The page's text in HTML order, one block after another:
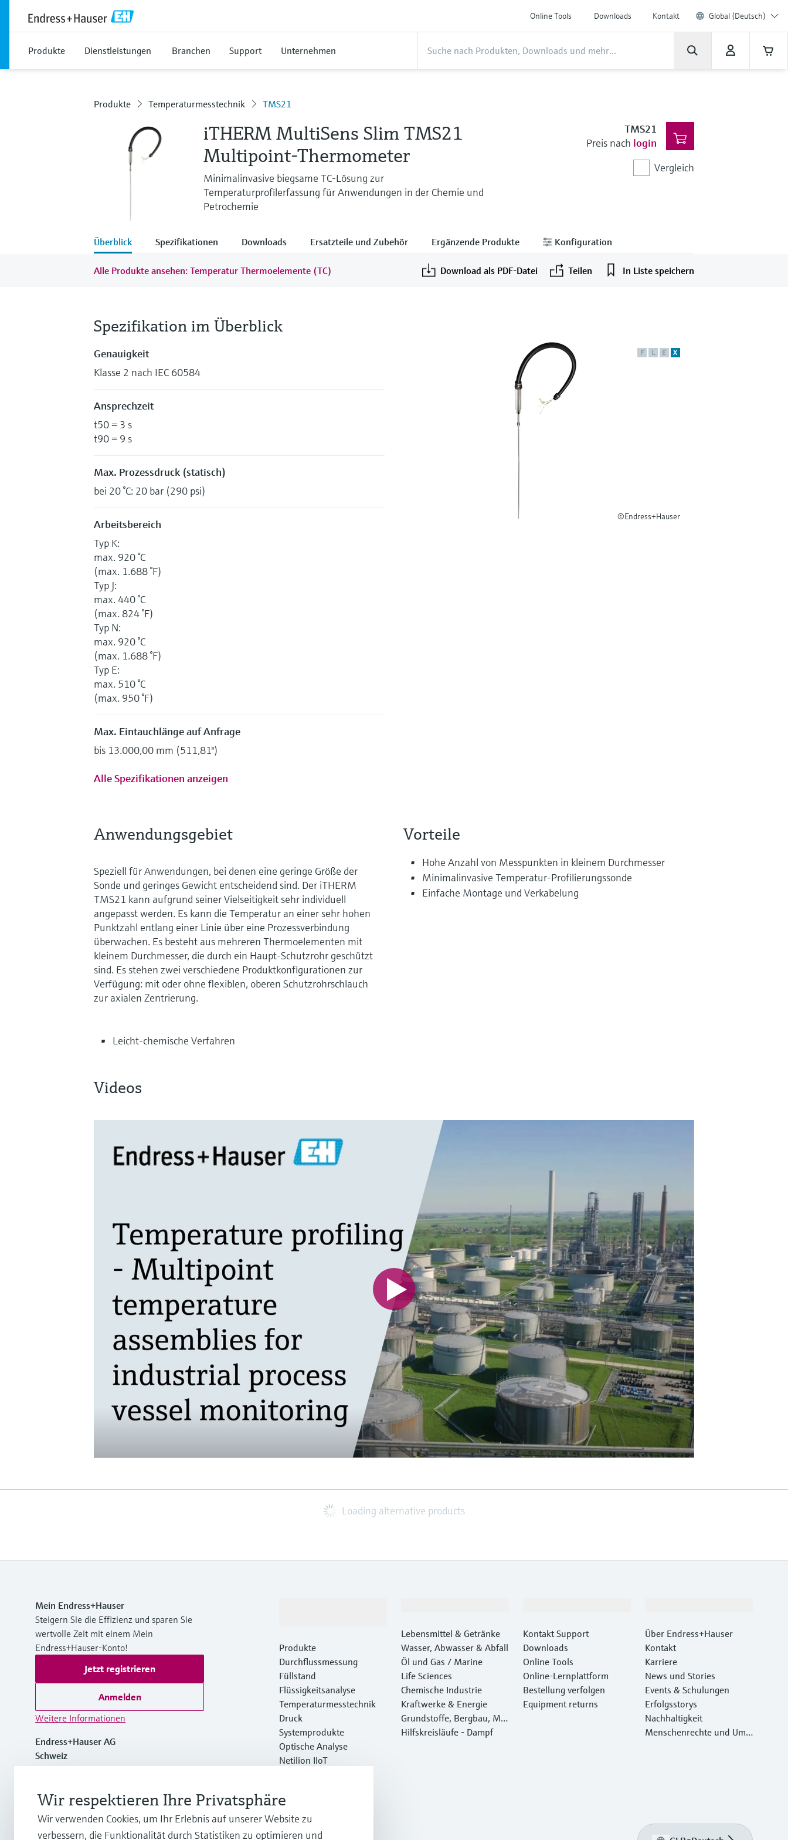
Online Tools Downloads Kontakt Global (Deutsch)
Produkte Dienstleistungen Branchen Support Unternehmen
Produkte Temperaturmesstechnik TMS21
iTHERM MultiSens Slim TMS21
Multipoint-Thermometer
Minimalinvasive biegsame TC-Lösung zur
Temperaturprofilerfassung für Anwendungen in der Chemie und
Petrochemie
TMS21
Preis nach login
Vergleich
Überblick Spezifikationen Downloads Ersatzteile und Zubehör Ergänzende Produkte Konfiguration
Alle Produkte ansehen: Temperatur Thermoelemente (TC) Download als PDF-Datei Teilen In Liste speichern
F L E X
©Endress+Hauser
Spezifikation im Überblick
Genauigkeit
Klasse 2 nach IEC 60584
Ansprechzeit
t50 = 3 s
t90 = 9 s
Max. Prozessdruck (statisch)
bei 20 °C: 20 bar (290 psi)
Arbeitsbereich
Typ K:
max. 920 °C
(max. 1.688 °F)
Typ J:
max. 440 °C
(max. 824 °F)
Typ N:
max. 920 °C
(max. 1.688 °F)
Typ E:
max. 510 °C
(max. 950 °F)
Max. Eintauchlänge auf Anfrage
bis 13.000,00 mm (511,81'')
Alle Spezifikationen anzeigen
Anwendungsgebiet
Speziell für Anwendungen, bei denen eine geringe Größe der
Sonde und geringes Gewicht entscheidend sind. Der iTHERM
TMS21 kann aufgrund seiner Vielseitigkeit sehr individuell
angepasst werden. Es kann die Temperatur an einer sehr hohen
Punktzahl entlang einer Linie über eine Prozessverbindung
überwachen. Es besteht aus mehreren Thermoelementen mit
kleinem Durchmesser, die durch ein Haupt-Schutzrohr geschützt
sind. Es stehen zwei verschiedene Produktkonfigurationen zur
Verfügung: mit oder ohne flexiblen, oberen Schutzrohrschlauch
zur axialen Zentrierung.
Leicht-chemische Verfahren
Vorteile
Hohe Anzahl von Messpunkten in kleinem Durchmesser
Minimalinvasive Temperatur-Profilierungssonde
Einfache Montage und Verkabelung
Videos
Loading alternative products
Mein Endress+Hauser
Steigern Sie die Effizienz und sparen Sie
wertvolle Zeit mit einem Mein
Endress+Hauser-Konto!
Jetzt registrieren
Anmelden
Weitere Informationen
Endress+Hauser AG
Schweiz
info@endress.com
Produkte
Durchflussmessung
Füllstand
Flüssigkeitsanalyse
Temperaturmesstechnik
Druck
Systemprodukte
Optische Analyse
Netilion IIoT
Online Tools
Dienstleistungen
Lebensmittel & Getränke
Wasser, Abwasser & Abfall
Öl und Gas / Marine
Life Sciences
Chemische Industrie
Kraftwerke & Energie
Grundstoffe, Bergbau, Met
alle
Hilfskreisläufe - Dampf
Kontakt Support
Downloads
Online Tools
Online-Lernplattform
Bestellung verfolgen
Equipment returns
Über Endress+Hauser
Kontakt
Karriere
News und Stories
Events & Schulungen
Erfolgsstorys
Nachhaltigkeit
Menschenrechte und Umw
Wir respektieren Ihre Privatsphäre
Wir verwenden Cookies, um Ihr Erlebnis auf unserer Website zu
verbessern, die Funktionalität durch Statistiken zu optimieren und